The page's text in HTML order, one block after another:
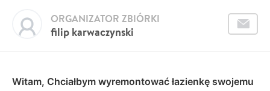
filip karwaczynski
ORGANIZATOR ZBIÓRKI
Witam, Chciałbym wyremontować łazienkę swojemu